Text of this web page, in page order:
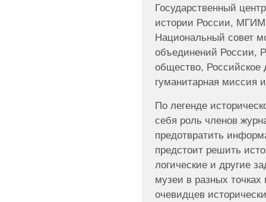
Государственный
истории России,
Национальный совет
объединений России,
общество, Российское
гуманитарная миссия
По легенде
себя роль членов
предотвратить
предстоит решить
логические и другие
музеи в разных
очевидцев